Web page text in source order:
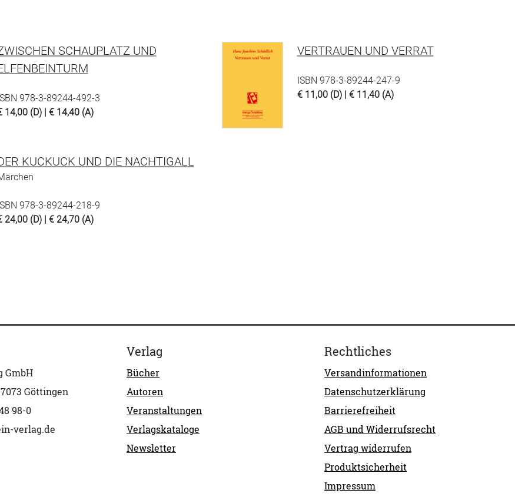
SCHAUPLATZ UND
978-3-89244-492-3
14,00 (D) | € 14,40 (A)
VERTRAUEN UND VERRAT
ISBN 978-3-89244-247-9
€ 11,00 (D) | € 11,40 (A)
KUCKUCK UND DIE NACHTIGALL
ISBN 978-3-89244-218-9
24,00 (D) | € 24,70 (A)
GmbH
Göttingen
98-0
verlag.de
Verlag
Bücher
Autoren
Veranstaltungen
Verlagskataloge
Newsletter
Rechtliches
Versandinformationen
Datenschutzerklärung
Barrierefreiheit
AGB und Widerrufsrecht
Vertrag widerrufen
Produktsicherheit
Impressum